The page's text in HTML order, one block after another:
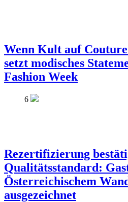
Wenn Kult auf
setzt modisches
Fashion Week
6
Rezertifizierung
Qualitätsstandard:
Österreichischem
ausgezeichnet